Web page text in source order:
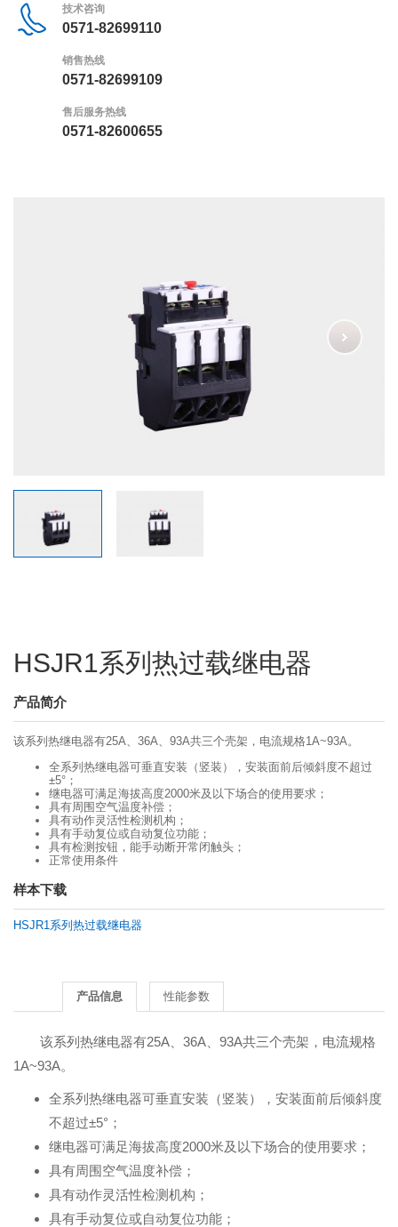
技术咨询
0571-82699110
销售热线
0571-82699109
售后服务热线
0571-82600655
HSJR1系列热过载继电器
产品简介
该系列热继电器有25A、36A、93A共三个壳架，电流规格1A~93A。
全系列热继电器可垂直安装（竖装），安装面前后倾斜度不超过
±5°；
继电器可满足海拔高度2000米及以下场合的使用要求；
具有周围空气温度补偿；
具有动作灵活性检测机构；
具有手动复位或自动复位功能；
具有检测按钮，能手动断开常闭触头；
正常使用条件
样本下载
HSJR1系列热过载继电器
产品信息 性能参数
该系列热继电器有25A、36A、93A共三个壳架，电流规格
1A~93A。
全系列热继电器可垂直安装（竖装），安装面前后倾斜度
不超过±5°；
继电器可满足海拔高度2000米及以下场合的使用要求；
具有周围空气温度补偿；
具有动作灵活性检测机构；
具有手动复位或自动复位功能；